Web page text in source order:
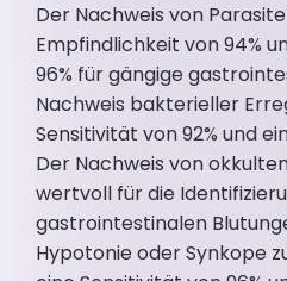
Der Nachweis von
Empfindlichkeit von 94%
96% für gängige
Nachweis bakterieller
Sensitivität von 92% und
Der Nachweis von
wertvoll für die
gastrointestinalen
Hypotonie oder Synkope